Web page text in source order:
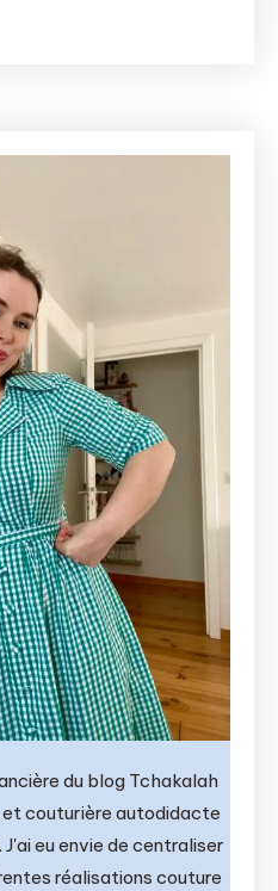
du blog Tchakalah
et couturière autodidacte
eu envie de centraliser
réalisations couture